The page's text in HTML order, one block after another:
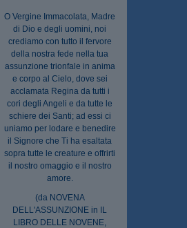
O Vergine Immacolata, Madre
di Dio e degli uomini, noi
crediamo con tutto il fervore
della nostra fede nella tua
assunzione trionfale in anima
e corpo al Cielo, dove sei
acclamata Regina da tutti i
cori degli Angeli e da tutte le
schiere dei Santi; ad essi ci
uniamo per lodare e benedire
il Signore che Ti ha esaltata
sopra tutte le creature e offrirti
il nostro omaggio e il nostro
amore.
(da NOVENA
DELL'ASSUNZIONE in IL
LIBRO DELLE NOVENE,